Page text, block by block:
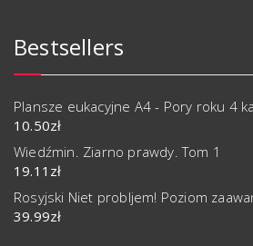
Bestsellers
Plansze eukacyjne A4 - Pory roku 4
10.50zł
Wiedźmin. Ziarno prawdy. Tom 1
19.11 zł
Rosyjski Niet probljem! Poziom
39.99zł